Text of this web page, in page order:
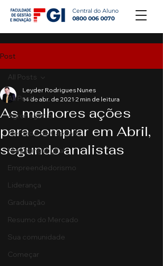
Central do Aluno
0800 006 0070
Post
All Posts
Agronegócio
Mercado de Capitais
Marketing Digital
Empreendedorismo
Liderança
Graduação
Resumo do Mercado
Sua comunidade
Começar
All Posts
As melhores ações
para comprar em Abril,
segundo analistas
Leyder Rodrigues Nunes
14 de abr. de 2021 2 min de leitura